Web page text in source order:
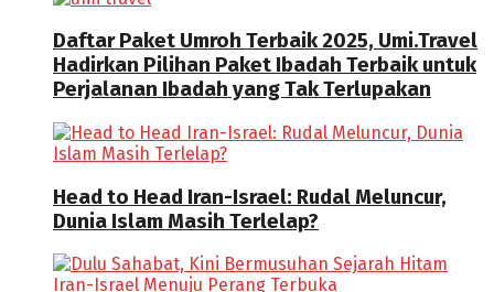
Daftar Paket Umroh Terbaik 2025, Umi.Travel
Hadirkan Pilihan Paket Ibadah Terbaik untuk
Perjalanan Ibadah yang Tak Terlupakan
Head to Head Iran-Israel: Rudal Meluncur,
Dunia Islam Masih Terlelap?